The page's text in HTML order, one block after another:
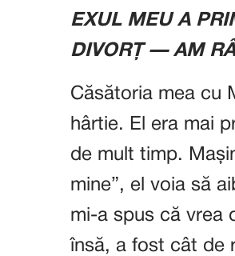
EXUL MEU A
DIVORȚ — AM
Căsătoria mea cu
hârtie. El era mai
de mult timp.
mine”, el voia să
mi-a spus că vrea
însă, a fost cât de